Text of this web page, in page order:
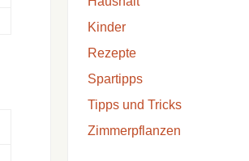
Kinder
Rezepte
Spartipps
Tipps und Tricks
Zimmerpflanzen